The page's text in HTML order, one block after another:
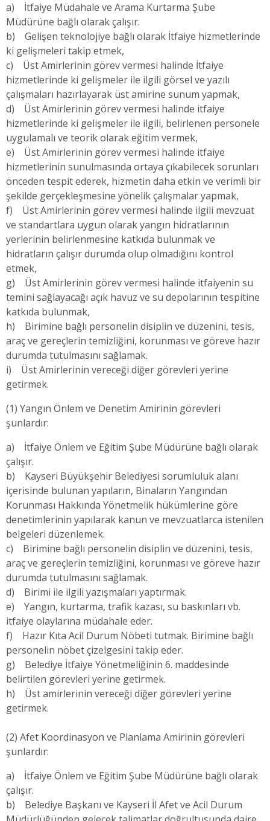
a) İtfaiye Müdahale ve Arama Kurtarma Şube
Müdürüne bağlı olarak çalışır.
b) Gelişen teknolojiye bağlı olarak İtfaiye hizmetlerinde
ki gelişmeleri takip etmek,
c) Üst Amirlerinin görev vermesi halinde İtfaiye
hizmetlerinde ki gelişmeler ile ilgili görsel ve yazılı
çalışmaları hazırlayarak üst amirine sunum yapmak,
d) Üst Amirlerinin görev vermesi halinde itfaiye
hizmetlerinde ki gelişmeler ile ilgili, belirlenen personele
uygulamalı ve teorik olarak eğitim vermek,
e) Üst Amirlerinin görev vermesi halinde itfaiye
hizmetlerinin sunulmasında ortaya çıkabilecek sorunları
önceden tespit ederek, hizmetin daha etkin ve verimli bir
şekilde gerçekleşmesine yönelik çalışmalar yapmak,
f) Üst Amirlerinin görev vermesi halinde ilgili mevzuat
ve standartlara uygun olarak yangın hidratlarının
yerlerinin belirlenmesine katkıda bulunmak ve
hidratların çalışır durumda olup olmadığını kontrol
etmek,
g) Üst Amirlerinin görev vermesi halinde itfaiyenin su
temini sağlayacağı açık havuz ve su depolarının tespitine
katkıda bulunmak,
h) Birimine bağlı personelin disiplin ve düzenini, tesis,
araç ve gereçlerin temizliğini, korunması ve göreve hazır
durumda tutulmasını sağlamak.
i) Üst Amirlerinin vereceği diğer görevleri yerine
getirmek.
(1) Yangın Önlem ve Denetim Amirinin görevleri
şunlardır:
a) İtfaiye Önlem ve Eğitim Şube Müdürüne bağlı olarak
çalışır.
b) Kayseri Büyükşehir Belediyesi sorumluluk alanı
içerisinde bulunan yapıların, Binaların Yangından
Korunması Hakkında Yönetmelik hükümlerine göre
denetimlerinin yapılarak kanun ve mevzuatlarca istenilen
belgeleri düzenlemek.
c) Birimine bağlı personelin disiplin ve düzenini, tesis,
araç ve gereçlerin temizliğini, korunması ve göreve hazır
durumda tutulmasını sağlamak.
d) Birimi ile ilgili yazışmaları yaptırmak.
e) Yangın, kurtarma, trafik kazası, su baskınları vb.
itfaiye olaylarına müdahale eder.
f) Hazır Kıta Acil Durum Nöbeti tutmak. Birimine bağlı
personelin nöbet çizelgesini takip eder.
g) Belediye İtfaiye Yönetmeliğinin 6. maddesinde
belirtilen görevleri yerine getirmek.
h) Üst amirlerinin vereceği diğer görevleri yerine
getirmek.
(2) Afet Koordinasyon ve Planlama Amirinin görevleri
şunlardır:
a) İtfaiye Önlem ve Eğitim Şube Müdürüne bağlı olarak
çalışır.
b) Belediye Başkanı ve Kayseri İl Afet ve Acil Durum